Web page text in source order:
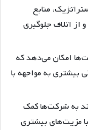
منابع
اتلاف جلوگیری
امکان می‌دهد که
بیشتری به مواجهه با
به شرکت‌ها کمک
مزیت‌های بیشتری